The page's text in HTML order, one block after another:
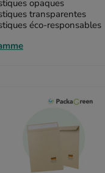
opaques
transparentes
éco-responsables